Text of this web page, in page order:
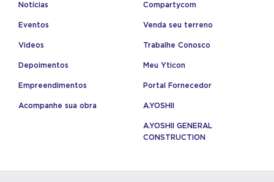
Notícias
Eventos
Videos
Depoimentos
Empreendimentos
Acompanhe sua obra
Compartycom
Venda seu terreno
Trabalhe Conosco
Meu Yticon
Portal Fornecedor
A.YOSHII
A.YOSHII GENERAL
CONSTRUCTION